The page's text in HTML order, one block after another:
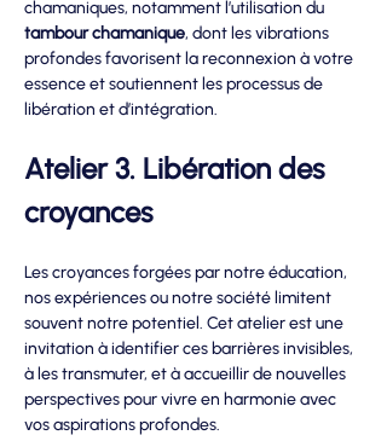
chamaniques, notamment l’utilisation du
tambour chamanique, dont les vibrations
profondes favorisent la reconnexion à votre
essence et soutiennent les processus de
libération et d’intégration.
Atelier 3. Libération des
croyances
Les croyances forgées par notre éducation,
nos expériences ou notre société limitent
souvent notre potentiel. Cet atelier est une
invitation à identifier ces barrières invisibles,
à les transmuter, et à accueillir de nouvelles
perspectives pour vivre en harmonie avec
vos aspirations profondes.